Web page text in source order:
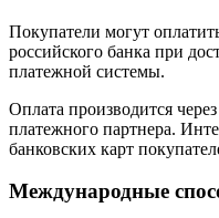
Покупатели могут
российского банка при
платежной системы.
Оплата производится
платежного партнера.
банковских карт
Международные